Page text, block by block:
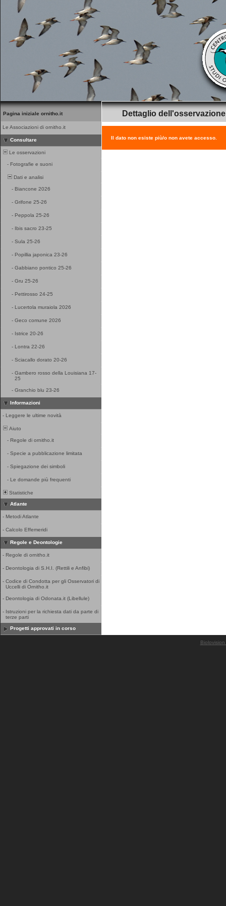
Pagina iniziale ornitho.it
Le Associazioni di ornitho.it
Consultare
Le osservazioni
- Fotografie e suoni
Dati e analisi
- Biancone 2026
- Grifone 25-26
- Peppola 25-26
- Ibis sacro 23-25
- Sula 25-26
- Popillia japonica 23-26
- Gabbiano pontico 25-26
- Gru 25-26
- Pettirosso 24-25
- Lucertola muraiola 2026
- Geco comune 2026
- Istrice 20-26
- Lontra 22-26
- Sciacallo dorato 20-26
- Gambero rosso della Louisiana 17-
25
- Granchio blu 23-26
Informazioni
- Leggere le ultime novità
Aiuto
- Regole di ornitho.it
- Specie a pubblicazione limitata
- Spiegazione dei simboli
- Le domande più frequenti
Statistiche
Atlante
- Metodi Atlante
- Calcolo Effemeridi
Regole e Deontologie
- Regole di ornitho.it
- Deontologia di S.H.I. (Rettili e Anfibi)
- Codice di Condotta per gli Osservatori di
Uccelli di Ornitho.it
- Deontologia di Odonata.it (Libellule)
- Istruzioni per la richiesta dati da parte di
terze parti
Progetti approvati in corso
Dettaglio dell'osservazione
Il dato non esiste più/o non avete accesso.
Biolovision